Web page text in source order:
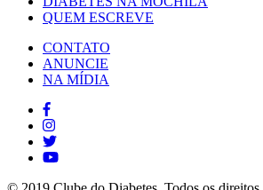
QUEM ESCREVE
CONTATO
ANUNCIE
NA MÍDIA